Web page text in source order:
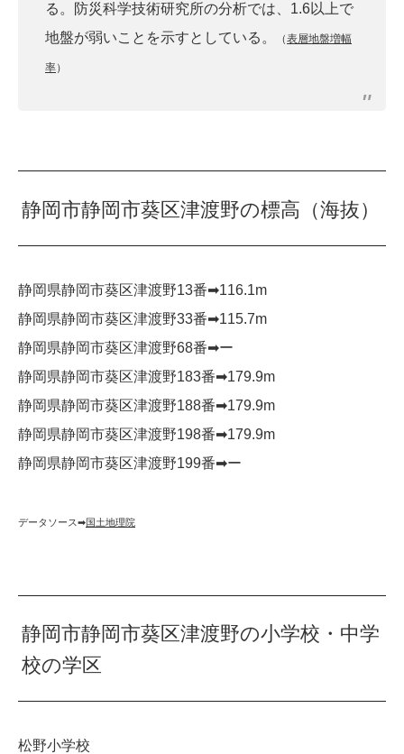
る。防災科学技術研究所の分析では、1.6以上で
地盤が弱いことを示すとしている。
（表層地盤増幅
率）
静岡市静岡市葵区津渡野の標高（海抜）
静岡県静岡市葵区津渡野13番➡︎116.1m
静岡県静岡市葵区津渡野33番➡︎115.7m
静岡県静岡市葵区津渡野68番➡︎ー
静岡県静岡市葵区津渡野183番➡︎179.9m
静岡県静岡市葵区津渡野188番➡︎179.9m
静岡県静岡市葵区津渡野198番➡︎179.9m
静岡県静岡市葵区津渡野199番➡︎ー
データソース➡︎国土地理院
静岡市静岡市葵区津渡野の小学校・中学
校の学区
松野小学校